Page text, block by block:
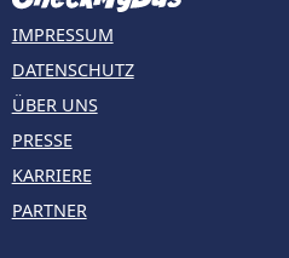
IMPRESSUM
DATENSCHUTZ
ÜBER UNS
PRESSE
KARRIERE
PARTNER